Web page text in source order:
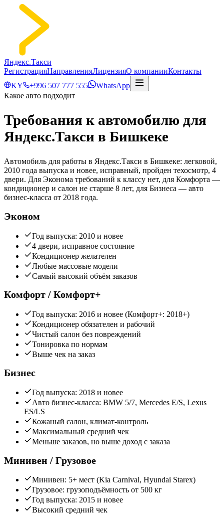
Яндекс.Такси
РегистрацияНаправленияЛицензияО компанииКонтакты
KY
+996 507 777 555
WhatsApp
Какое авто подходит
Требования к автомобилю для
Яндекс.Такси в Бишкеке
Автомобиль для работы в Яндекс.Такси в Бишкеке: легковой,
2010 года выпуска и новее, исправный, пройден техосмотр, 4
двери. Для Эконома требований к классу нет, для Комфорта —
кондиционер и салон не старше 8 лет, для Бизнеса — авто
бизнес-класса от 2018 года.
Эконом
Год выпуска: 2010 и новее
4 двери, исправное состояние
Кондиционер желателен
Любые массовые модели
Самый высокий объём заказов
Комфорт / Комфорт+
Год выпуска: 2016 и новее (Комфорт+: 2018+)
Кондиционер обязателен и рабочий
Чистый салон без повреждений
Тонировка по нормам
Выше чек на заказ
Бизнес
Год выпуска: 2018 и новее
Авто бизнес-класса: BMW 5/7, Mercedes E/S, Lexus
ES/LS
Кожаный салон, климат-контроль
Максимальный средний чек
Меньше заказов, но выше доход с заказа
Минивен / Грузовое
Минивен: 5+ мест (Kia Carnival, Hyundai Starex)
Грузовое: грузоподъёмность от 500 кг
Год выпуска: 2015 и новее
Высокий средний чек